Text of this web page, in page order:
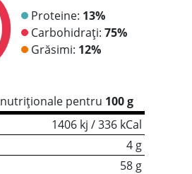
Proteine: 13%
Carbohidrați: 75%
Grăsimi: 12%
pentru 100 g
1406 kj / 336 kCal
4 g
58 g